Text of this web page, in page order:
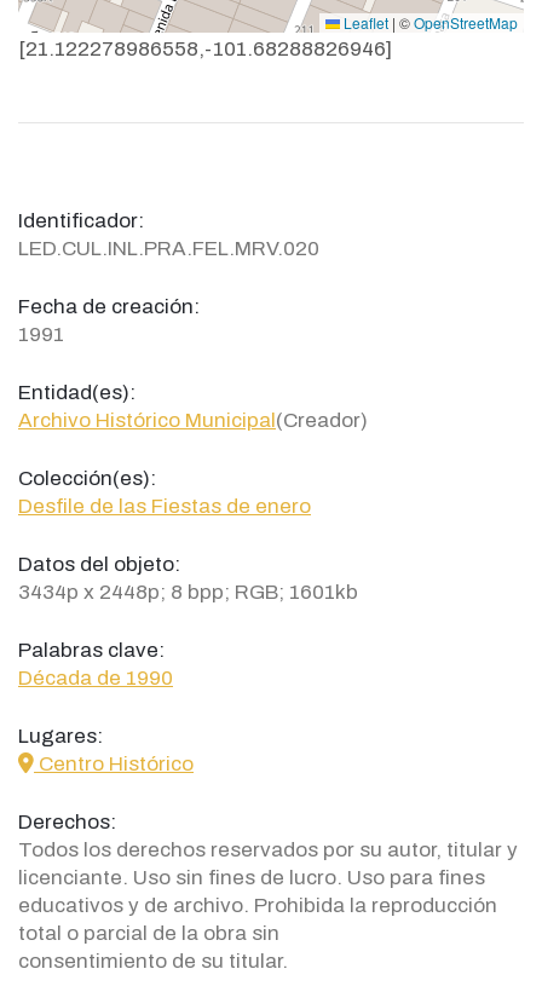
Leaflet | ©OpenStreetMap
[21.122278986558,-101.68288826946]
Identificador:
LED.CUL.INL.PRA.FEL.MRV.020
Fecha de creación:
1991
Entidad(es):
Archivo Histórico Municipal(Creador)
Colección(es):
Desfile de las Fiestas de enero
Datos del objeto:
3434p x 2448p; 8 bpp; RGB; 1601kb
Palabras clave:
Década de 1990
Lugares:
icon
Centro Histórico
Derechos:
Todos los derechos reservados por su autor, titular y
licenciante. Uso sin fines de lucro. Uso para fines
educativos y de archivo. Prohibida la reproducción
total o parcial de la obra sin
consentimiento de su titular.